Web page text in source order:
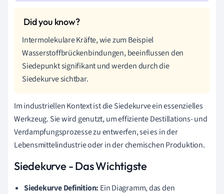
Intermolekulare Kräfte, wie zum Beispiel
Wasserstoffbrückenbindungen, beeinflussen den
Siedepunkt signifikant und werden durch die
Siedekurve sichtbar.
Im industriellen Kontext ist die Siedekurve ein essenzielles
Werkzeug. Sie wird genutzt, um effiziente Destillations- und
Verdampfungsprozesse zu entwerfen, sei es in der
Lebensmittelindustrie oder in der chemischen Produktion.
Siedekurve - Das Wichtigste
Siedekurve Definition: Ein Diagramm, das den